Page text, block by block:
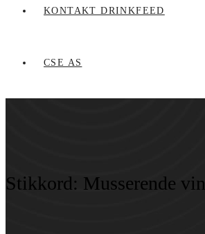
KONTAKT DRINKFEED
CSE AS
Stikkord: Musserende vin